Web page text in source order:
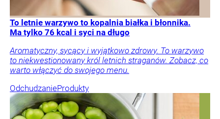
To letnie warzywo to kopalnia białka i błonnika.
Ma tylko 76 kcal i syci na długo
Aromatyczny, sycący i wyjątkowo zdrowy. To warzywo
to niekwestionowany król letnich straganów. Zobacz, co
warto włączyć do swojego menu.
OdchudzanieProdukty